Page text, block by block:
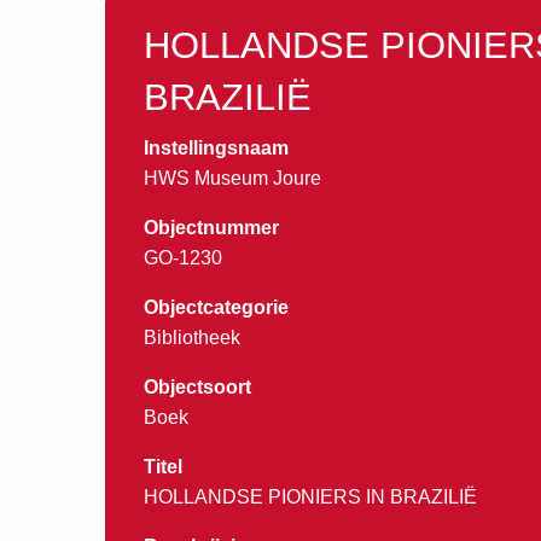
HOLLANDSE
BRAZILIË
Instellingsnaam
HWS Museum Joure
Objectnummer
GO-1230
Objectcategorie
Bibliotheek
Objectsoort
Boek
Titel
HOLLANDSE PIONIERS IN BRAZILIË